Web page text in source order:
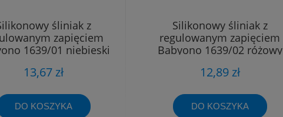
śliniak z
zapięciem
1639/01 niebieski
13,67 zł
DO KOSZYKA
Silikonowy śliniak z
regulowanym zapięciem
Babyono 1639/02 różowy
12,89 zł
DO KOSZYKA